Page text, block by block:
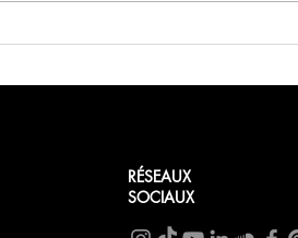
RÉSEAUX
SOCIAUX